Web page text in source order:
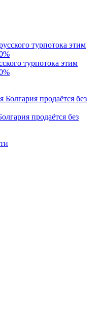
турпотока этим
продаётся без